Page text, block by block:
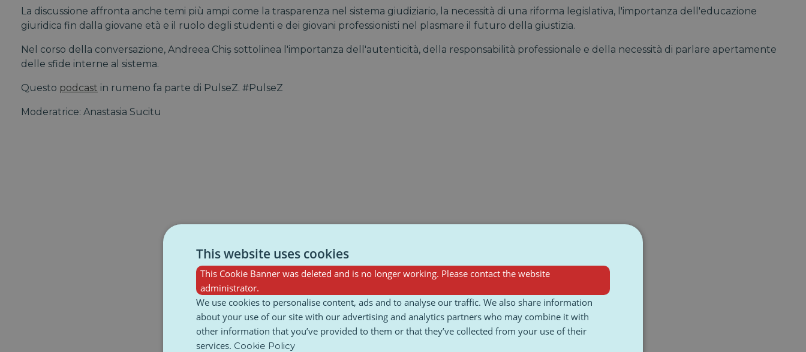
La discussione affronta anche temi più ampi come la trasparenza nel sistema giudiziario, la necessità di una riforma legislativa, l'importanza dell'educazione
giuridica fin dalla giovane età e il ruolo degli studenti e dei giovani professionisti nel plasmare il futuro della giustizia.
Nel corso della conversazione, Andreea Chiș sottolinea l'importanza dell'autenticità, della responsabilità professionale e della necessità di parlare apertamente
delle sfide interne al sistema.
Questo podcast in rumeno fa parte di PulseZ. #PulseZ
Moderatrice: Anastasia Sucitu
This website uses cookies
This Cookie Banner was deleted and is no longer working. Please contact the website
administrator.
We use cookies to personalise content, ads and to analyse our traffic. We also share information
about your use of our site with our advertising and analytics partners who may combine it with
other information that you’ve provided to them or that they’ve collected from your use of their
services. Cookie Policy